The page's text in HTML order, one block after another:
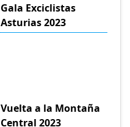
Gala Exciclistas
Asturias 2023
Vuelta a la Montaña
Central 2023